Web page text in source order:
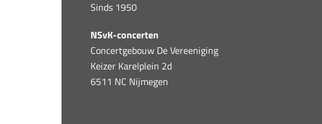
Sinds 1950
NSvK-concerten
Concertgebouw De Vereeniging
Keizer Karelplein 2d
6511 NC Nijmegen